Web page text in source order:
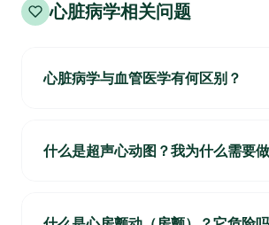
心脏病学相关问题
心脏病学与血管医学有何区别？
什么是超声心动图？我为什么需要